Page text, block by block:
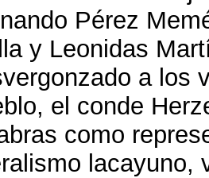
Pérez
y Leonidas
a los
el conde
como
lacayuno,